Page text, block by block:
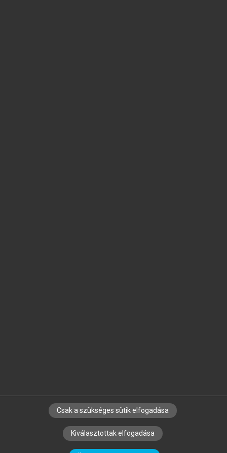
SZERZŐKNEK CÉGEKNEK KÖNYVTÁROSOKNAK
SZERKESZTÉSI ÉS LEKTORÁLÁSI ALAPELVEK
Csak a szükséges sütik elfogadása
Kiválasztottak elfogadása